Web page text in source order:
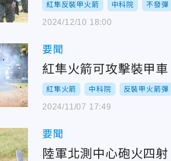
紅隼反裝甲火箭 中科院 不發彈
2024/12/10 18:00
要聞
紅隼火箭可攻擊裝甲
紅隼火箭 中科院 反裝甲火箭彈
2024/11/07 17:49
要聞
陸軍北測中心砲火四